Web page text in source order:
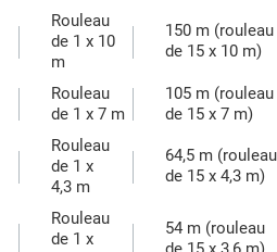
Rouleau
de 1 x 10
m
150 m (rouleau
de 15 x 10 m)
Rouleau
de 1 x 7 m
105 m (rouleau
de 15 x 7 m)
Rouleau
de 1 x
4,3 m
64,5 m (rouleau
de 15 x 4,3 m)
Rouleau
de 1 x
54 m (rouleau